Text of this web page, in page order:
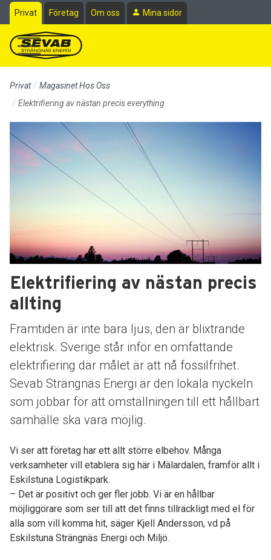
Till sidans huvudinnehåll
Privat Företag Om oss Mina sidor
Privat
Magasinet Hos Oss
Elektrifiering av nästan precis everything
Elektrifiering av nästan precis
allting
Framtiden är inte bara ljus, den är blixtrande
elektrisk. Sverige står inför en omfattande
elektrifiering där målet är att nå fossilfrihet.
Sevab Strängnäs Energi är den lokala nyckeln
som jobbar för att omställningen till ett hållbart
samhälle ska vara möjlig.
Vi ser att företag har ett allt större elbehov. Många
verksamheter vill etablera sig här i Mälardalen, framför allt i
Eskilstuna Logistikpark.
– Det är positivt och ger fler jobb. Vi är en hållbar
möjliggörare som ser till att det finns tillräckligt med el för
alla som vill komma hit, säger Kjell Andersson, vd på
Eskilstuna Strängnäs Energi och Miljö.